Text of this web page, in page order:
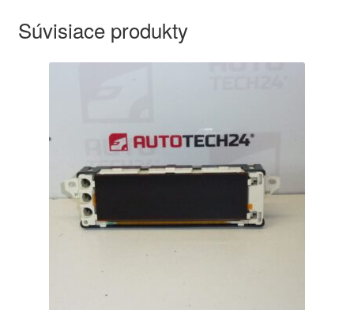
Súvisiace produkty